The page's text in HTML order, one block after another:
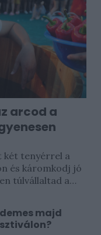
arcod a
két tenyérrel a
és káromkodj jó
túlvállaltad a
majd